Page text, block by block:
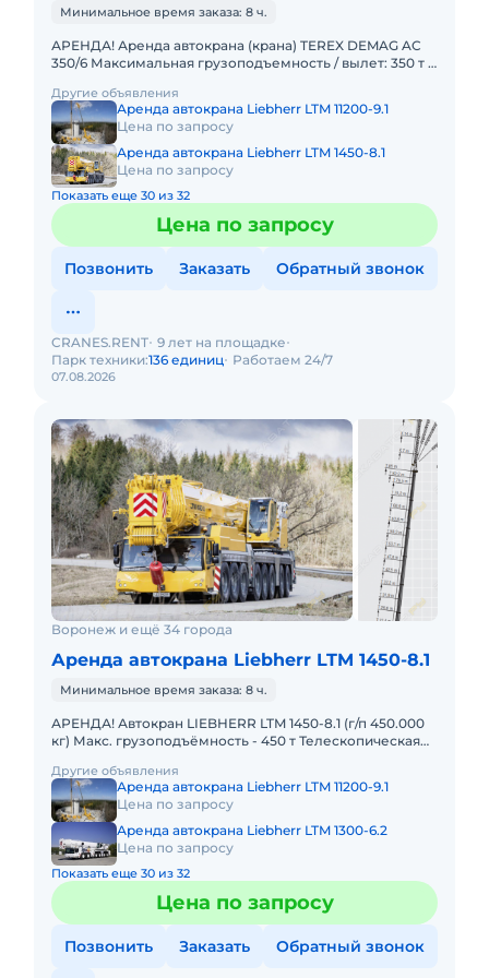
Минимальное время заказа: 8 ч.
АРЕНДА! Аренда автокрана (крана) TEREX DEMAG AC
350/6 Максимальная грузоподъемность / вылет: 350 т /
Другие объявления
Аренда автокрана Liebherr LTM 11200-9.1
Цена по запросу
Аренда автокрана Liebherr LTM 1450-8.1
Цена по запросу
Показать еще 30 из 32
Цена по запросу
Позвонить Заказать Обратный звонок
07.08.2026
CRANES.RENT 9 лет на площадке
Парк техники:136 единиц Работаем 24/7
Воронеж и ещё 34 города
Аренда автокрана Liebherr LTM 1450-8.1
Минимальное время заказа: 8 ч.
АРЕНДА! Автокран LIEBHERR LTM 1450-8.1 (г/п 450.000
кг) Макс. грузоподъёмность - 450 т Телескопическая
Другие объявления
Аренда автокрана Liebherr LTM 11200-9.1
Цена по запросу
Аренда автокрана Liebherr LTM 1300-6.2
Цена по запросу
Показать еще 30 из 32
Цена по запросу
Позвонить Заказать Обратный звонок